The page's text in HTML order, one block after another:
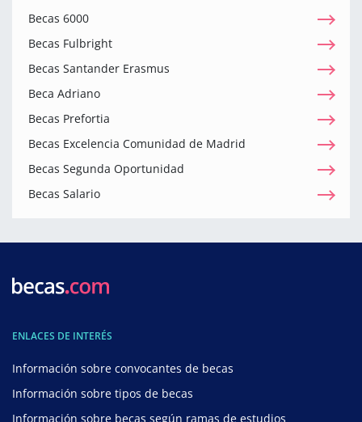
Becas 6000
Becas Fulbright
Becas Santander Erasmus
Beca Adriano
Becas Prefortia
Becas Excelencia Comunidad de Madrid
Becas Segunda Oportunidad
Becas Salario
ENLACES DE INTERÉS
Información sobre convocantes de becas
Información sobre tipos de becas
Información sobre becas según ramas de estudios